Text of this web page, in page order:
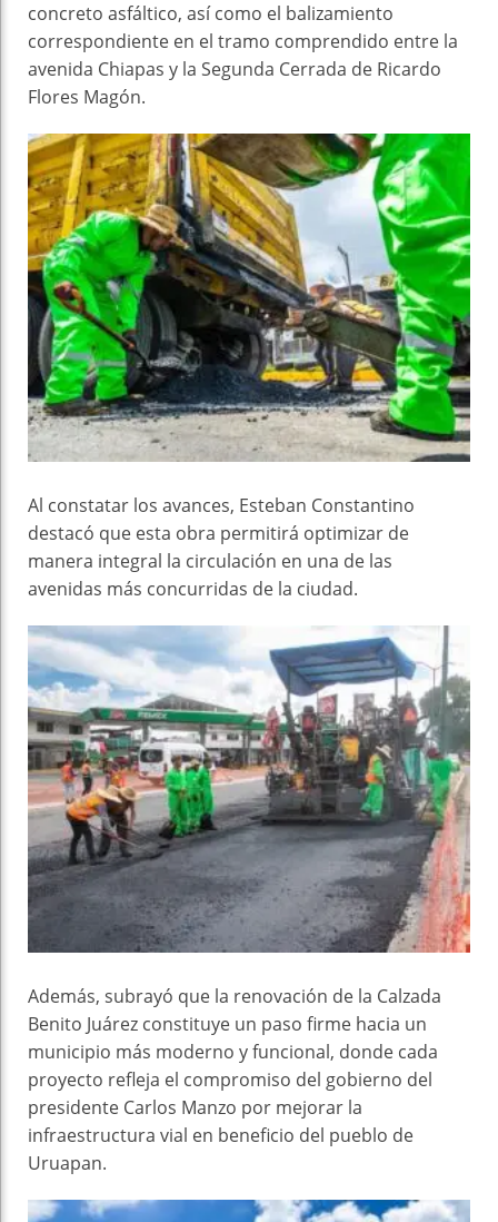
concreto asfáltico, así como el balizamiento
correspondiente en el tramo comprendido entre la
avenida Chiapas y la Segunda Cerrada de Ricardo
Flores Magón.
Al constatar los avances, Esteban Constantino
destacó que esta obra permitirá optimizar de
manera integral la circulación en una de las
avenidas más concurridas de la ciudad.
Además, subrayó que la renovación de la Calzada
Benito Juárez constituye un paso firme hacia un
municipio más moderno y funcional, donde cada
proyecto refleja el compromiso del gobierno del
presidente Carlos Manzo por mejorar la
infraestructura vial en beneficio del pueblo de
Uruapan.